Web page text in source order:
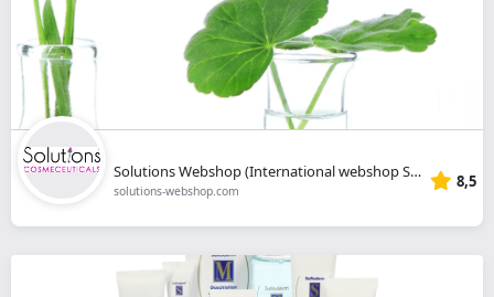
Solutions Webshop (International webshop Solutions Cosmeceuticals)
solutions-webshop.com 8,5